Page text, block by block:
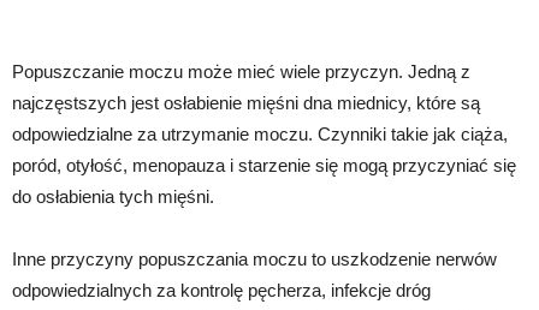
Popuszczanie moczu może mieć wiele przyczyn. Jedną z
najczęstszych jest osłabienie mięśni dna miednicy, które są
odpowiedzialne za utrzymanie moczu. Czynniki takie jak ciąża,
poród, otyłość, menopauza i starzenie się mogą przyczyniać się
do osłabienia tych mięśni.
Inne przyczyny popuszczania moczu to uszkodzenie nerwów
odpowiedzialnych za kontrolę pęcherza, infekcje dróg